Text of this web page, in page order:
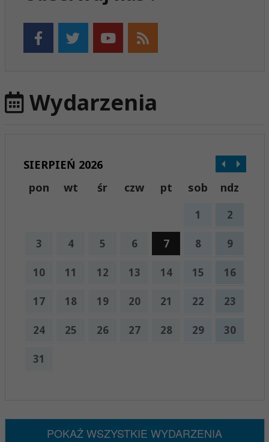
Wydarzenia
SIERPIEŃ 2026
pon
wt śr czw pt sob ndz
1 2
3 4 5 6 7 8 9
10 11 12 13 14 15 16
17 18 19 20 21 22 23
24 25 26 27 28 29 30
31
POKAŻ WSZYSTKIE WYDARZENIA